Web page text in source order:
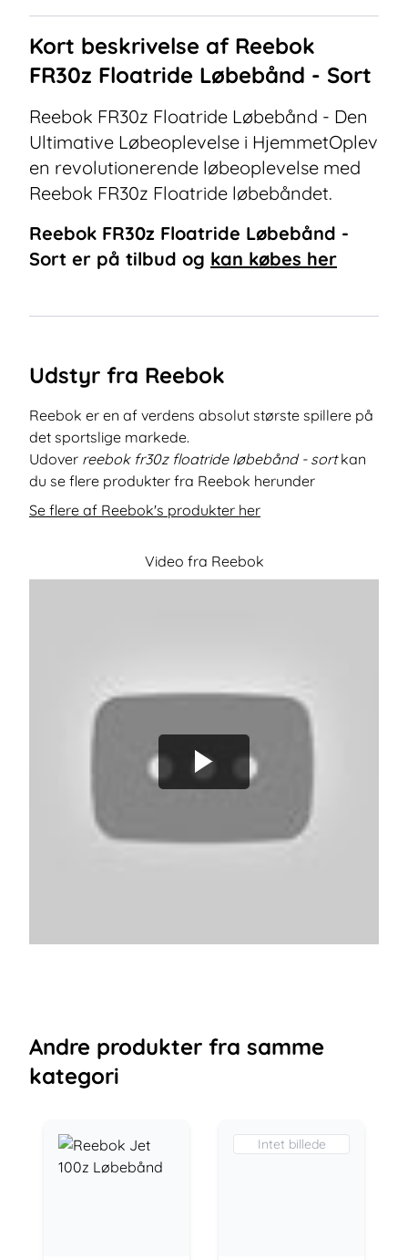
Kort beskrivelse af Reebok
FR30z Floatride Løbebånd - Sort
Reebok FR30z Floatride Løbebånd - Den
Ultimative Løbeoplevelse i HjemmetOplev
en revolutionerende løbeoplevelse med
Reebok FR30z Floatride løbebåndet.
Reebok FR30z Floatride Løbebånd -
Sort er på tilbud og kan købes her
Udstyr fra Reebok
Reebok er en af verdens absolut største spillere på
det sportslige markede.
Udover reebok fr30z floatride løbebånd - sortkan
du se flere produkter fra Reebok herunder
Se flere af Reebok's produkter her
Video fra Reebok
Andre produkter fra samme
kategori
Intet billede